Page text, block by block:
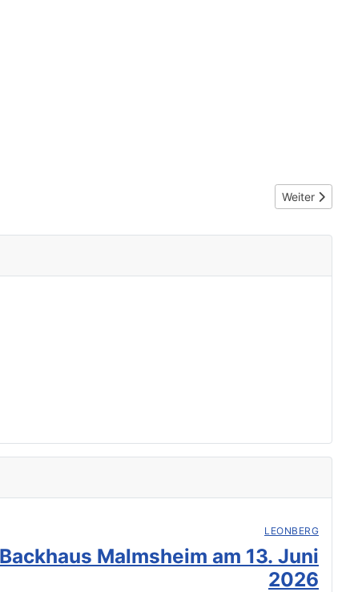
Nächster
Weiter
LEONBERG
Malmsheim am 13. Juni
2026